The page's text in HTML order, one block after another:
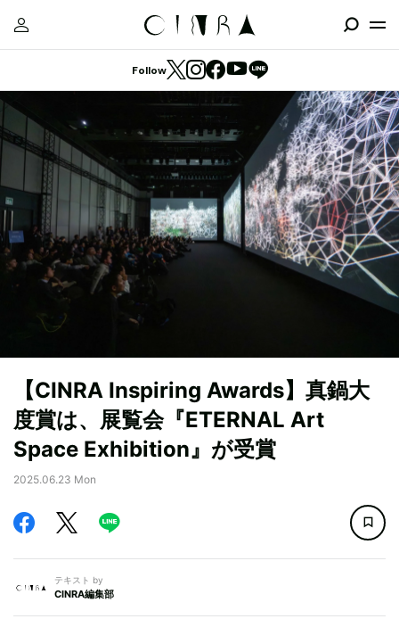
Follow
【CINRA Inspiring Awards】真鍋大
度賞は、展覧会『ETERNAL Art
Space Exhibition』が受賞
2025.06.23 Mon
テキスト by
CINRA編集部